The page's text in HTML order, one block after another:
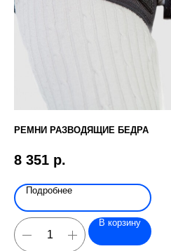
РЕМНИ РАЗВОДЯЩИЕ БЕДРА
8 351 р.
Подробнее
В корзину